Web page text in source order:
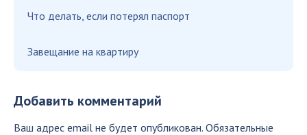
Что делать, если потерял паспорт
Завещание на квартиру
Добавить комментарий
Ваш адрес email не будет опубликован. Обязательные